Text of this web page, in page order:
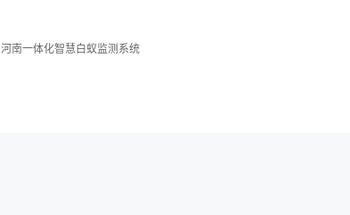
河南一体化智慧白蚁监测系统